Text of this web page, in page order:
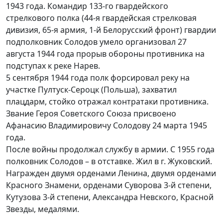
1943 года. Командир 133-го гвардейского
стрелкового полка (44-я гвардейская стрелковая
дивизия, 65-я армия, 1-й Белорусский фронт) гвардии
подполковник Солодов умело организовал 27
августа 1944 года прорыв обороны противника на
подступах к реке Нарев.
5 сентября 1944 года полк форсировал реку на
участке Пултуск-Сероцк (Польша), захватил
плацдарм, стойко отражал контратаки противника.
Звание Героя Советского Союза присвоено
Афанасию Владимировичу Солодову 24 марта 1945
года.
После войны продолжал службу в армии. С 1955 года
полковник Солодов – в отставке. Жил в г. Жуковский.
Награжден двумя орденами Ленина, двумя орденами
Красного Знамени, орденами Суворова 3-й степени,
Кутузова 3-й степени, Александра Невского, Красной
Звезды, медалями.